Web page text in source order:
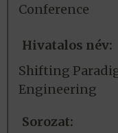
Conference
Hivatalos név:
Shifting
Engineering
Sorozat: